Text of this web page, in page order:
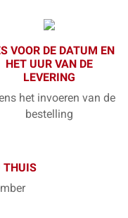
VOOR DE DATUM EN
HET UUR VAN DE
LEVERING
het invoeren van de
bestelling
THUIS